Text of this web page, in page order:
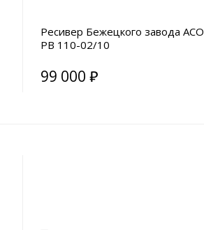
Ресивер Бежецкого завода АСО
РВ 110-02/10
99 000 ₽